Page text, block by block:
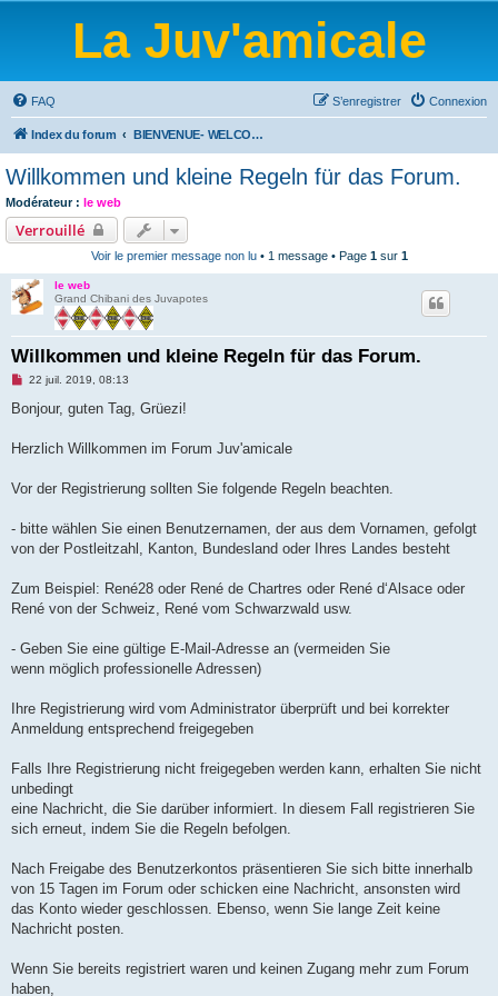
La Juv'amicale
FAQ Connexion
S’enregistrer
Index du forum BIENVENUE- WELCOME-BIENVENIDOS-WILLKOMMEN-BEM-VINDO-WELKOM
Willkommen und kleine Regeln für das Forum.
Modérateur : le web
Verrouillé
Voir le premier message non lu• 1 message • Page 1sur 1
le web
Grand Chibani des Juvapotes
Willkommen und kleine Regeln für das Forum.
M
s
g
o
u
22 juil. 2019, 08:13
Bonjour, guten Tag, Grüezi!
Herzlich Willkommen im Forum Juv'amicale
Vor der Registrierung sollten Sie folgende Regeln beachten.
- bitte wählen Sie einen Benutzernamen, der aus dem Vornamen, gefolgt
von der Postleitzahl, Kanton, Bundesland oder Ihres Landes besteht
Zum Beispiel: René28 oder René de Chartres oder René d‘Alsace oder
René von der Schweiz, René vom Schwarzwald usw.
- Geben Sie eine gültige E-Mail-Adresse an (vermeiden Sie
wenn möglich professionelle Adressen)
Ihre Registrierung wird vom Administrator überprüft und bei korrekter
Anmeldung entsprechend freigegeben
Falls Ihre Registrierung nicht freigegeben werden kann, erhalten Sie nicht
unbedingt
eine Nachricht, die Sie darüber informiert. In diesem Fall registrieren Sie
sich erneut, indem Sie die Regeln befolgen.
Nach Freigabe des Benutzerkontos präsentieren Sie sich bitte innerhalb
von 15 Tagen im Forum oder schicken eine Nachricht, ansonsten wird
das Konto wieder geschlossen. Ebenso, wenn Sie lange Zeit keine
Nachricht posten.
Wenn Sie bereits registriert waren und keinen Zugang mehr zum Forum
haben,